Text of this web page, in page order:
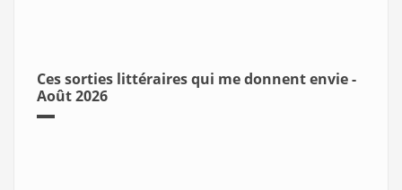
Ces sorties littéraires qui me donnent envie -
Août 2026